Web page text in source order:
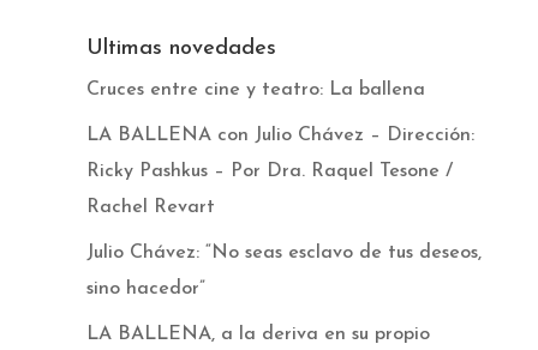
Ultimas novedades
Cruces entre cine y teatro: La ballena
LA BALLENA con Julio Chávez – Dirección:
Ricky Pashkus – Por Dra. Raquel Tesone /
Rachel Revart
Julio Chávez: “No seas esclavo de tus deseos,
sino hacedor”
LA BALLENA, a la deriva en su propio